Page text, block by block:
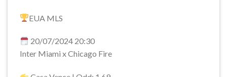
EUA MLS
20/07/2024 20:30
Inter Miami x Chicago Fire